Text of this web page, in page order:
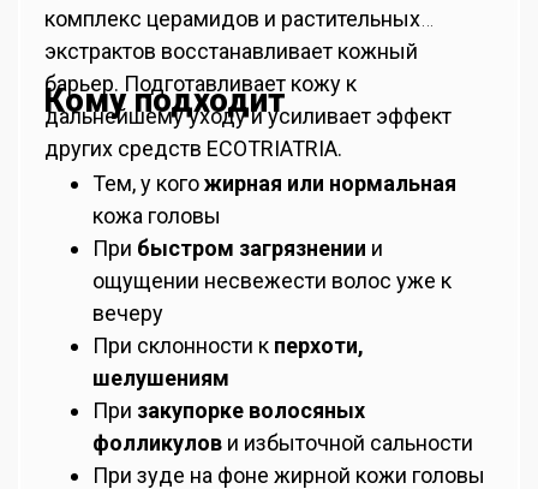
комплекс церамидов и растительных
экстрактов восстанавливает кожный
барьер. Подготавливает кожу к
дальнейшему уходу и усиливает эффект
других средств ECOTRIATRIA.
Кому подходит
Тем, у когожирная или нормальная
кожа головы
При быстром загрязнении и
ощущении несвежести волос уже к
вечеру
При склонности к перхоти,
шелушениям
При закупорке волосяных
фолликулов и избыточной сальности
При зуде на фоне жирной кожи головы